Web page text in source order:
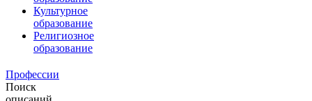
Культурное
образование
Религиозное
образование
Профессии
Поиск